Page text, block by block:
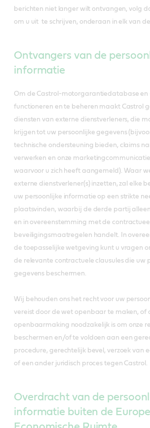
berichten niet langer wilt ontvangen, volg
om u uit te schrijven, onderaan in elk van
Ontvangers van de
informatie
Om de Castrol-motorgarantiedatabase
functioneren en te beheren maakt Castrol
diensten van externe dienstverleners, die
krijgen tot uw persoonlijke gegevens
technische ondersteuning bieden, claims
verwerken en onze
waarvoor u zich heeft aangemeld). Waar
externe dienstverlener(s) inzetten, zal elke
uw persoonlijke informatie op een strikte
plaatsvinden, waarbij de derde partij
en in overeenstemming met de
beveiligingsmaatregelen handelt. In
de toepasselijke wetgeving kunt u vragen
de relevante contractuele clausules die uw
gegevens beschermen.
Wij behouden ons het recht voor uw
vereist door de wet openbaar te maken, of
openbaarmaking noodzakelijk is om onze
beschermen en/of te voldoen aan een
procedure, gerechtelijk bevel, verzoek van
of een ander juridisch proces tegen Castrol.
Overdracht van de
informatie buiten de